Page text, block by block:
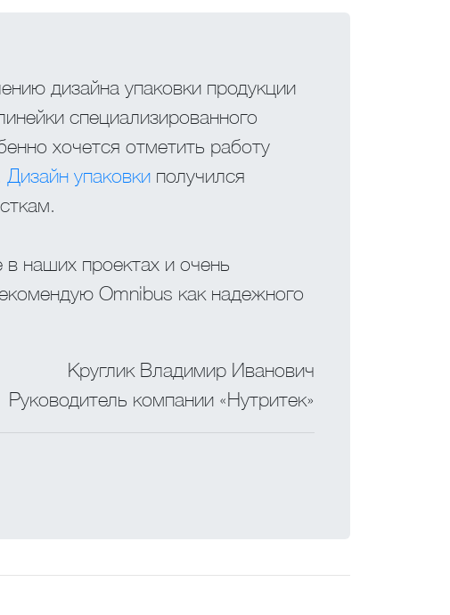
дизайна упаковки продукции
специализированного
хочется отметить работу
Дизайн упаковки получился
в наших проектах и очень
Omnibus как надежного
Круглик Владимир Иванович
Руководитель компании «Нутритек»